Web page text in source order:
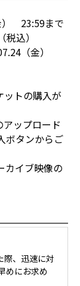
23:59まで
込）
（金）
トの購入が
ップロード
ボタンからご
カイブ映像の
際、迅速に対
めにお求め